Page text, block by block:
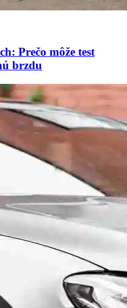
Prečo môže test
brzdu